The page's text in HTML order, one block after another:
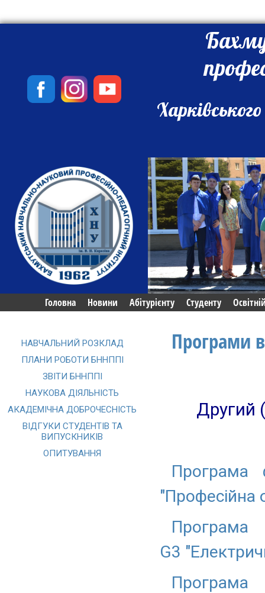
Головна Новини Абітурієнту Студенту
Програми
Другий
Програма
"Професійна
Програма
G3
Програма
НАВЧАЛЬНИЙ РОЗКЛАД
ПЛАНИ РОБОТИ БННППІ
ЗВІТИ БННППІ
НАУКОВА ДІЯЛЬНІСТЬ
АКАДЕМІЧНА ДОБРОЧЕСНІСТЬ
ВІДГУКИ СТУДЕНТІВ ТА
ВИПУСКНИКІВ
ОПИТУВАННЯ